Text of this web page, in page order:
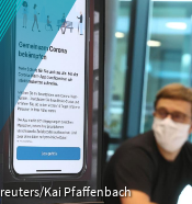
reuters/Kai Pfaffenbach